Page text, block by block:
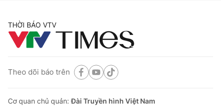
THỜI BÁO VTV
Theo dõi báo trên
Cơ quan chủ quản:Đài Truyền hình Việt Nam